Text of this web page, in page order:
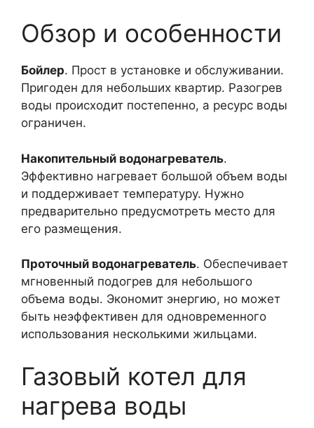
Обзор и особенности
Бойлер. Прост в установке и обслуживании.
Пригоден для небольших квартир. Разогрев
воды происходит постепенно, а ресурс воды
ограничен.
Накопительный водонагреватель.
Эффективно нагревает большой объем воды
и поддерживает температуру. Нужно
предварительно предусмотреть место для
его размещения.
Проточный водонагреватель. Обеспечивает
мгновенный подогрев для небольшого
объема воды. Экономит энергию, но может
быть неэффективен для одновременного
использования несколькими жильцами.
Газовый котел для
нагрева воды